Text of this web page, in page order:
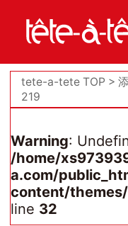
tete-a-tete TOP
219
Warning:
/home/
a.com/
content/
line 32